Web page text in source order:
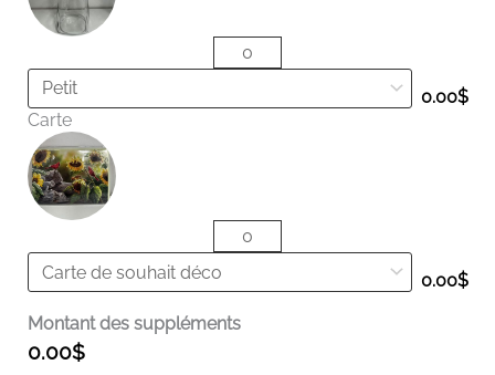
0.00$
Carte
0.00$
Montant des suppléments
0.00$